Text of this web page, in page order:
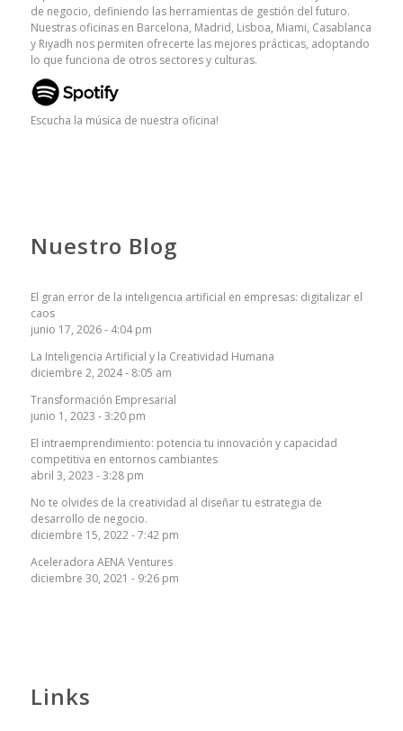
de negocio, definiendo las herramientas de gestión del futuro.
Nuestras oficinas en Barcelona, Madrid, Lisboa, Miami, Casablanca
y Riyadh nos permiten ofrecerte las mejores prácticas, adoptando
lo que funciona de otros sectores y culturas.
Escucha la música de nuestra oficina!
Nuestro Blog
El gran error de la inteligencia artificial en empresas: digitalizar el
caos
junio 17, 2026 - 4:04 pm
La Inteligencia Artificial y la Creatividad Humana
diciembre 2, 2024 - 8:05 am
Transformación Empresarial
junio 1, 2023 - 3:20 pm
El intraemprendimiento: potencia tu innovación y capacidad
competitiva en entornos cambiantes
abril 3, 2023 - 3:28 pm
No te olvides de la creatividad al diseñar tu estrategia de
desarrollo de negocio.
diciembre 15, 2022 - 7:42 pm
Aceleradora AENA Ventures
diciembre 30, 2021 - 9:26 pm
Links